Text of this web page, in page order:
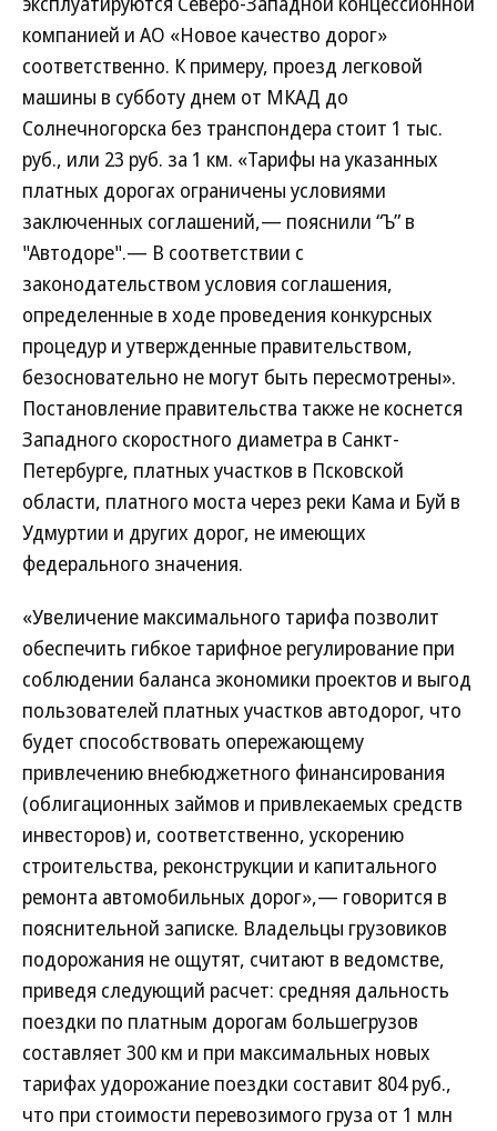
компанией и АО «Новое качество дорог»
соответственно. К примеру, проезд легковой
машины в субботу днем от МКАД до
Солнечногорска без транспондера стоит 1 тыс.
руб., или 23 руб. за 1 км. «Тарифы на указанных
платных дорогах ограничены условиями
заключенных соглашений,— пояснили “Ъ” в
"Автодоре".— В соответствии с
законодательством условия соглашения,
определенные в ходе проведения конкурсных
процедур и утвержденные правительством,
безосновательно не могут быть пересмотрены».
Постановление правительства также не коснется
Западного скоростного диаметра в Санкт-
Петербурге, платных участков в Псковской
области, платного моста через реки Кама и Буй в
Удмуртии и других дорог, не имеющих
федерального значения.
«Увеличение максимального тарифа позволит
обеспечить гибкое тарифное регулирование при
соблюдении баланса экономики проектов и выгод
пользователей платных участков автодорог, что
будет способствовать опережающему
привлечению внебюджетного финансирования
(облигационных займов и привлекаемых средств
инвесторов) и, соответственно, ускорению
строительства, реконструкции и капитального
ремонта автомобильных дорог»,— говорится в
пояснительной записке. Владельцы грузовиков
подорожания не ощутят, считают в ведомстве,
приведя следующий расчет: средняя дальность
поездки по платным дорогам большегрузов
составляет 300 км и при максимальных новых
тарифах удорожание поездки составит 804 руб.,
что при стоимости перевозимого груза от 1 млн